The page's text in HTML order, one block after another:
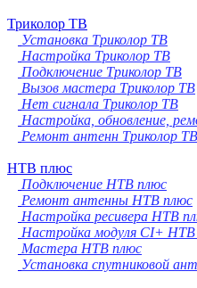
Триколор ТВ
Установка Триколор ТВ
Настройка Триколор ТВ
Подключение Триколор ТВ
Вызов мастера Триколор ТВ
Нет сигнала Триколор ТВ
Настройка, обновление,
Ремонт антенн Триколор ТВ
НТВ плюс
Подключение НТВ плюс
Ремонт антенны НТВ плюс
Настройка ресивера НТВ
Настройка модуля CI+ НТВ
Мастера НТВ плюс
Установка спутниковой